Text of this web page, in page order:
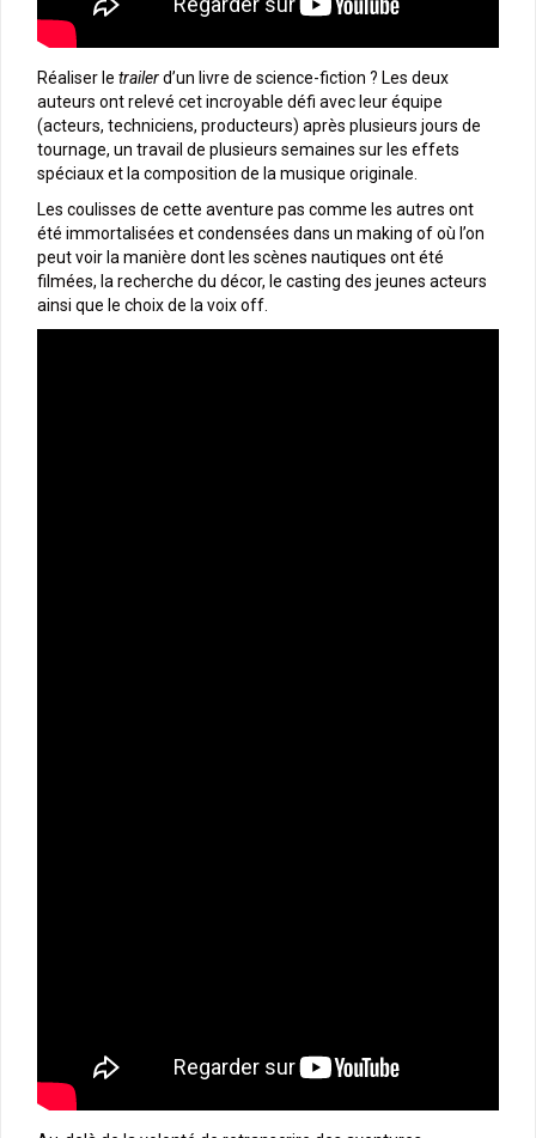
Réaliser le trailerd’un livre de science-fiction ? Les deux
auteurs ont relevé cet incroyable défi avec leur équipe
(acteurs, techniciens, producteurs) après plusieurs jours de
tournage, un travail de plusieurs semaines sur les effets
spéciaux et la composition de la musique originale.
Les coulisses de cette aventure pas comme les autres ont
été immortalisées et condensées dans un making of où l’on
peut voir la manière dont les scènes nautiques ont été
filmées, la recherche du décor, le casting des jeunes acteurs
ainsi que le choix de la voix off.